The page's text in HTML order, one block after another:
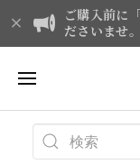
ご購入前に
ださいませ。